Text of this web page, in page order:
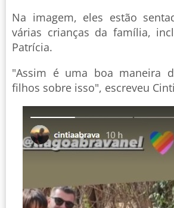
Na imagem, eles estão
várias crianças da família,
Patrícia.
"Assim é uma boa maneira
filhos sobre isso", escreveu